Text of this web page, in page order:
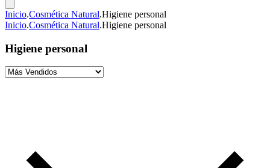
Inicio.Cosmética Natural.Higiene personal
Inicio.Cosmética Natural.Higiene personal
Higiene personal